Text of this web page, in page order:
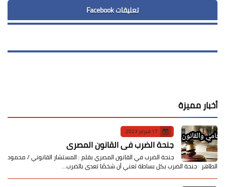
تعليقات Facebook
أخبار مميزة
17 فبراير 2023
جنحة الضرب في القانون المصري
جنحة الضرب في القانون المصري بقلم : المستشار القانوني / محمود
الطاهر جنحة الضرب بكل بساطة تعني أن شخصًا تعدى بالضرب…